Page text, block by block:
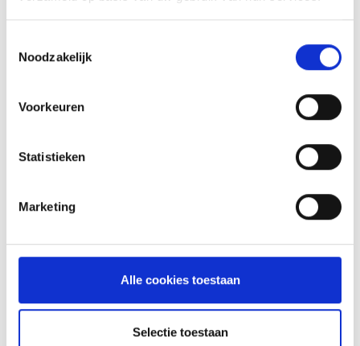
Noodzakelijk
Voorkeuren
Statistieken
Marketing
Alle cookies toestaan
Selectie toestaan
GLÜHWEIN VAN DE MASTER
TOUCH UIT DE DUTCH OVEN
RECEPT